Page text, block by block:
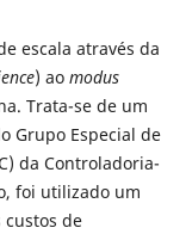
escala através da
) ao modus
Trata-se de um
Grupo Especial de
da Controladoria-
foi utilizado um
custos de